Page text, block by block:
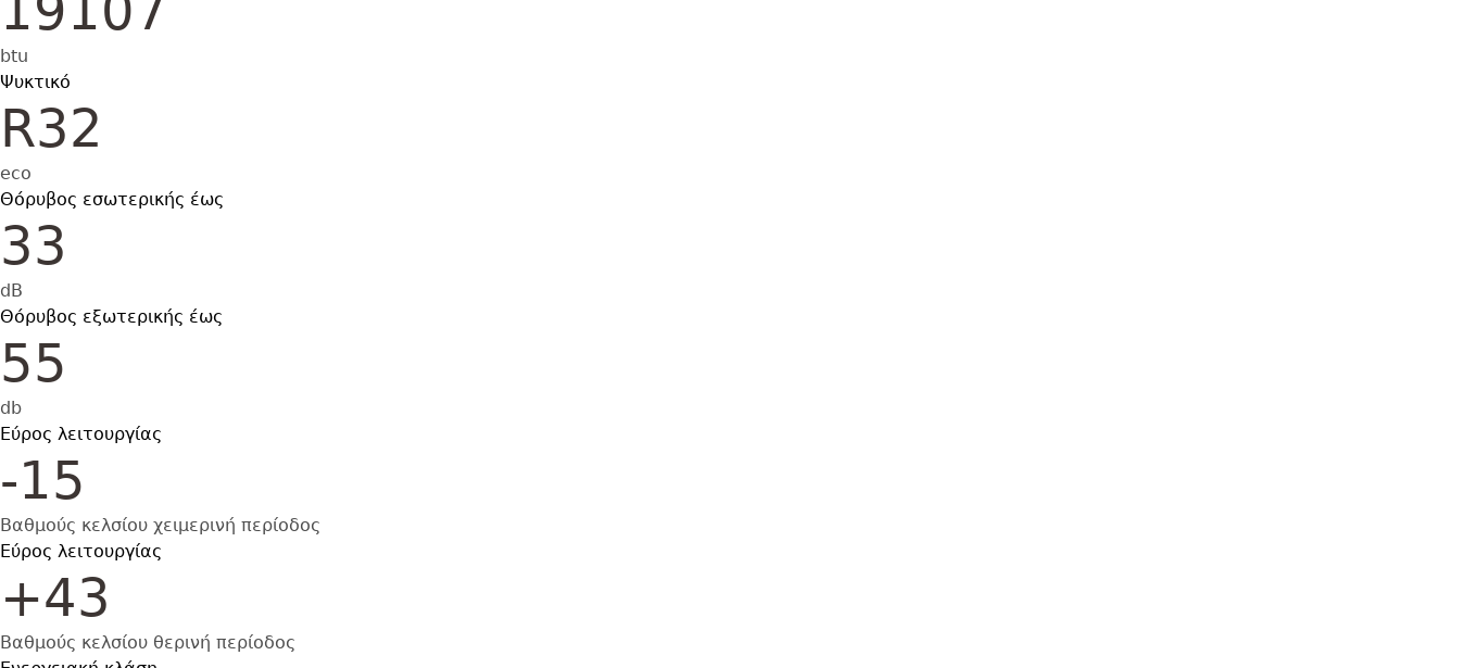
btu
Ψυκτικό
R32
eco
Θόρυβος εσωτερικής έως
33
dB
Θόρυβος εξωτερικής έως
55
db
Εύρος λειτουργίας
-15
Βαθμούς κελσίου χειμερινή περίοδος
Εύρος λειτουργίας
+43
Βαθμούς κελσίου θερινή περίοδος